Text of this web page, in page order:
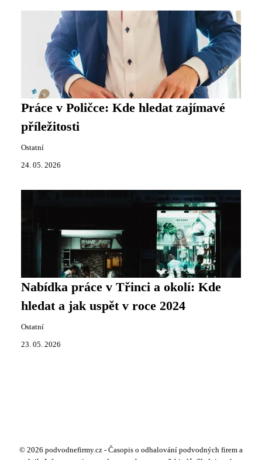
Práce v Poličce: Kde hledat zajímavé
příležitosti
Ostatní
24. 05. 2026
Nabídka práce v Třinci a okolí: Kde
hledat a jak uspět v roce 2024
Ostatní
23. 05. 2026
© 2026 podvodnefirmy.cz - Časopis o odhalování podvodných firem a